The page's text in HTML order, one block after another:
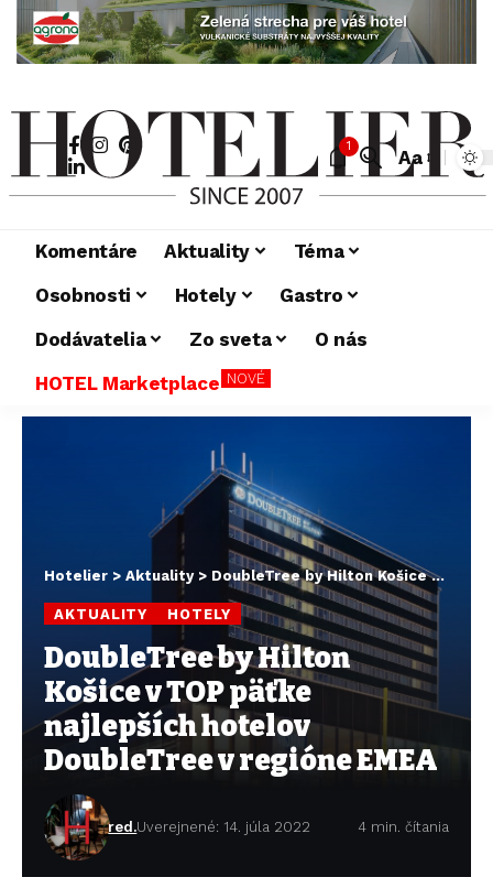
1
Aa
Komentáre Aktuality
Téma
Osobnosti
Hotely
Gastro
Dodávatelia
Zo sveta
O nás
HOTEL Marketplace NOVÉ
Hotelier > Aktuality> DoubleTree by Hilton Košice v TOP päťke najlepších hotelov DoubleTree v regióne EMEA
AKTUALITY HOTELY
DoubleTree by Hilton
Košice v TOP päťke
najlepších hotelov
DoubleTree v regióne EMEA
red.Uverejnené: 14. júla 2022 4 min. čítania